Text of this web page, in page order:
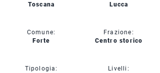
Toscana
Comune:
Forte
Tipologia:
Lucca
Frazione:
Centro storico
Livelli: